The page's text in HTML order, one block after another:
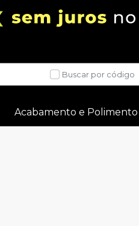
Buscar por código
Acabamento e Polimento